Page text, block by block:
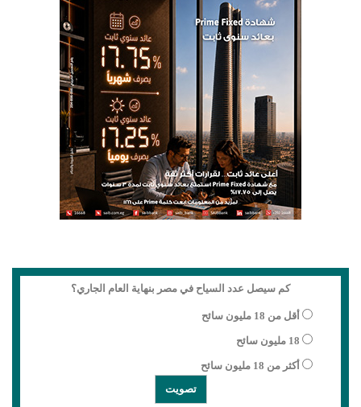
كم سيصل عدد السياح في مصر بنهاية العام الجاري؟
أقل من 18 مليون سائح
18 مليون سائح
أكثر من 18 مليون سائح